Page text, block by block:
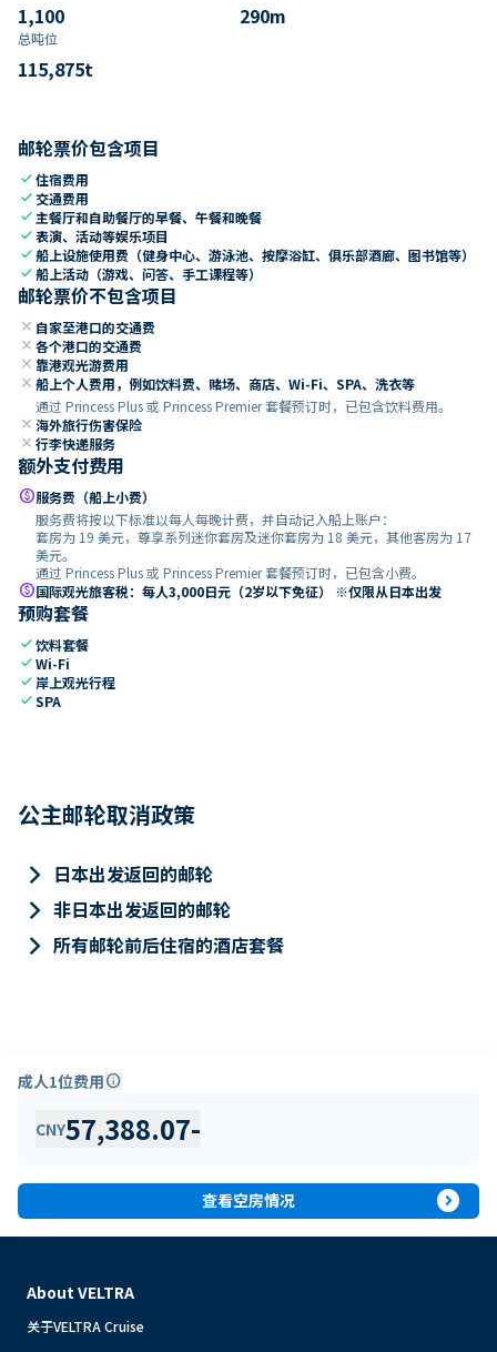
1,100 290m
总吨位
115,875t
邮轮票价包含项目
check住宿费用
check 交通费用
check 主餐厅和自助餐厅的早餐、午餐和晚餐
check表演、活动等娱乐项目
check船上设施使用费（健身中心、游泳池、按摩浴缸、俱乐部酒廊、图书馆等）
check船上活动（游戏、问答、手工课程等）
邮轮票价不包含项目
close 自家至港口的交通费
close 各个港口的交通费
close 靠港观光游费用
close 船上个人费用，例如饮料费、赌场、商店、Wi-Fi、SPA、洗衣等
通过 Princess Plus 或 Princess Premier 套餐预订时，已包含饮料费用。
close 海外旅行伤害保险
close 行李快递服务
额外支付费用
paid服务费（船上小费）
服务费将按以下标准以每人每晚计费，并自动记入船上账户：
套房为 19 美元，尊享系列迷你套房及迷你套房为 18 美元，其他客房为 17
美元。
通过 Princess Plus 或 Princess Premier 套餐预订时，已包含小费。
paid国际观光旅客税：每人3,000日元（2岁以下免征） ※仅限从日本出发
预购套餐
check饮料套餐
checkWi-Fi
check 岸上观光行程
checkSPA
公主邮轮取消政策
keyboard_arrow_right 日本出发返回的邮轮
keyboard_arrow_right 非日本出发返回的邮轮
keyboard_arrow_right 所有邮轮前后住宿的酒店套餐
成人1位费用info
CNY57,388.07-
查看空房情况 expand_circle_right
About VELTRA
关于VELTRA Cruise